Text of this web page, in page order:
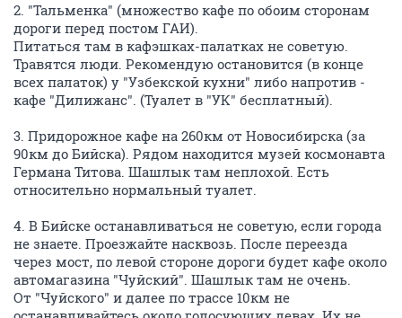
2. "Тальменка" (множество кафе по обоим сторонам
дороги перед постом ГАИ).
Питаться там в кафэшках-палатках не советую.
Травятся люди. Рекомендую остановится (в конце
всех палаток) у "Узбекской кухни" либо напротив -
кафе "Дилижанс". (Туалет в "УК" бесплатный).
3. Придорожное кафе на 260км от Новосибирска (за
90км до Бийска). Рядом находится музей космонавта
Германа Титова. Шашлык там неплохой. Есть
относительно нормальный туалет.
4. В Бийске останавливаться не советую, если города
не знаете. Проезжайте насквозь. После переезда
через мост, по левой стороне дороги будет кафе около
автомагазина "Чуйский". Шашлык там не очень.
От "Чуйского" и далее по трассе 10км не